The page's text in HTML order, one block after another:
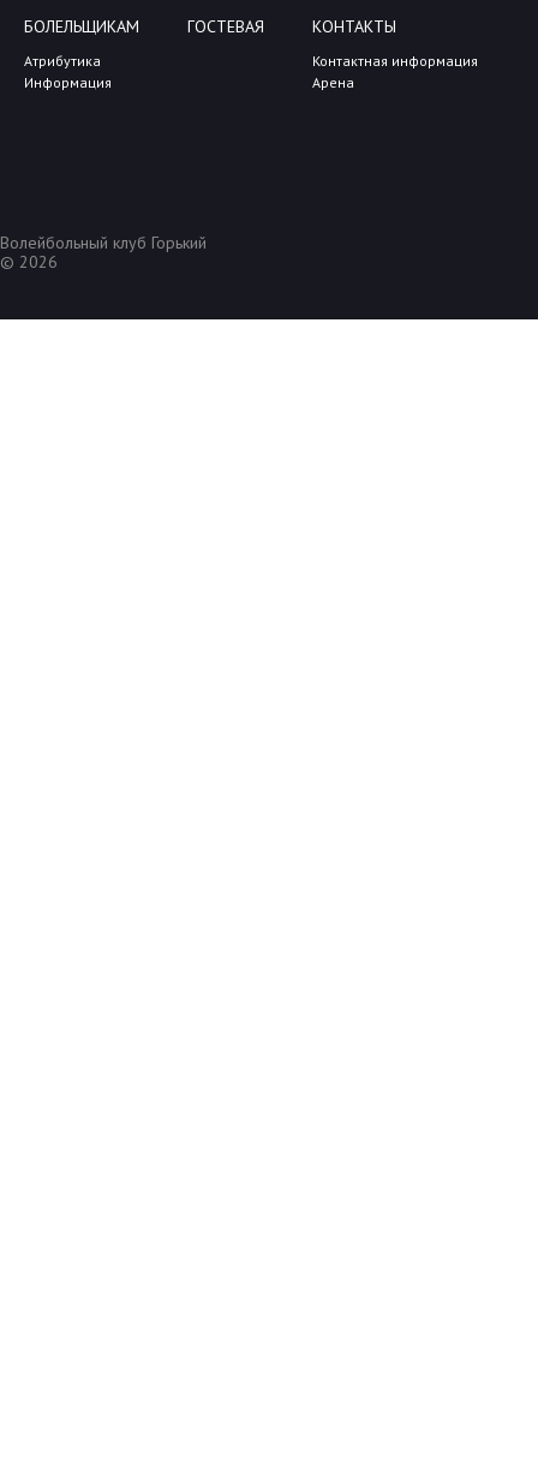
БОЛЕЛЬЩИКАМ
Атрибутика
Информация
ГОСТЕВАЯ КОНТАКТЫ
Контактная информация
Арена
Волейбольный клуб Горький
© 2026